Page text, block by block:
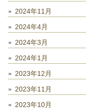
2024年11月
2024年4月
2024年3月
2024年1月
2023年12月
2023年11月
2023年10月